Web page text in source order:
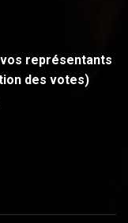
représentants
des votes)